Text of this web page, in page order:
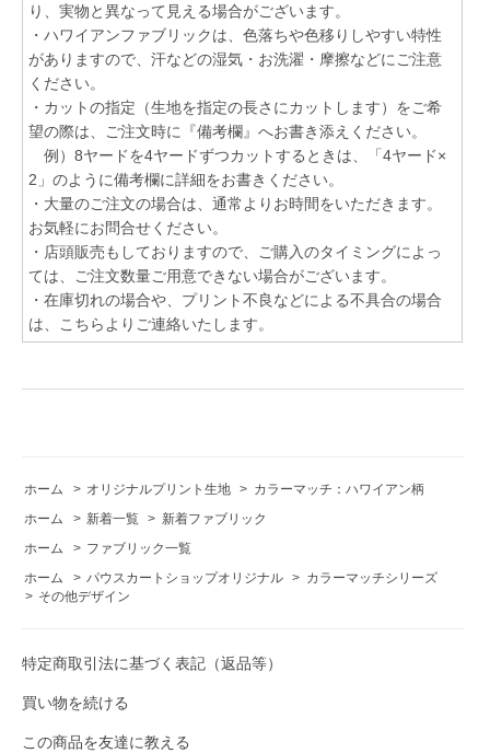
り、実物と異なって見える場合がございます。
・ハワイアンファブリックは、色落ちや色移りしやすい特性
がありますので、汗などの湿気・お洗濯・摩擦などにご注意
ください。
・カットの指定（生地を指定の長さにカットします）をご希
望の際は、ご注文時に『備考欄』へお書き添えください。
例）8ヤードを4ヤードずつカットするときは、「4ヤード×
2」のように備考欄に詳細をお書きください。
・大量のご注文の場合は、通常よりお時間をいただきます。
お気軽にお問合せください。
・店頭販売もしておりますので、ご購入のタイミングによっ
ては、ご注文数量ご用意できない場合がございます。
・在庫切れの場合や、プリント不良などによる不具合の場合
は、こちらよりご連絡いたします。
ホーム > オリジナルプリント生地 > カラーマッチ：ハワイアン柄
ホーム
> 新着一覧 > 新着ファブリック
ホーム
> ファブリック一覧
ホーム
> パウスカートショップオリジナル > カラーマッチシリーズ
> その他デザイン
特定商取引法に基づく表記（返品等）
買い物を続ける
この商品を友達に教える